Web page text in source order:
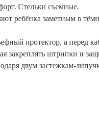
Стельки съемные.
ребёнка заметным в
протектор, а перед
закреплять штрипки и
двум застежкам-